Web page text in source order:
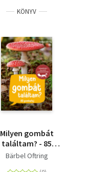
KÖNYV
Milyen gombát
találtam? - 85
gombafaj
Bärbel Oftring